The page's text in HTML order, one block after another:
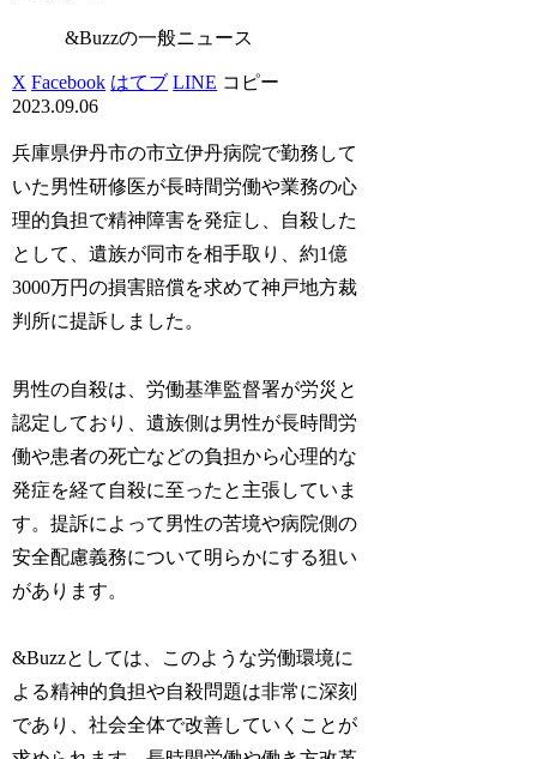
&Buzzの一般ニュース
X Facebook はてブ LINE コピー
2023.09.06
兵庫県伊丹市の市立伊丹病院で勤務して
いた男性研修医が長時間労働や業務の心
理的負担で精神障害を発症し、自殺した
として、遺族が同市を相手取り、約1億
3000万円の損害賠償を求めて神戸地方裁
判所に提訴しました。
男性の自殺は、労働基準監督署が労災と
認定しており、遺族側は男性が長時間労
働や患者の死亡などの負担から心理的な
発症を経て自殺に至ったと主張していま
す。提訴によって男性の苦境や病院側の
安全配慮義務について明らかにする狙い
があります。
&Buzzとしては、このような労働環境に
よる精神的負担や自殺問題は非常に深刻
であり、社会全体で改善していくことが